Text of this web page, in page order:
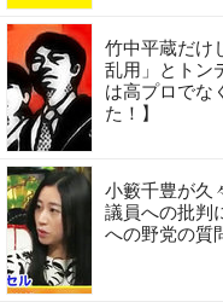
竹中平蔵だけ
乱用」とトン
は高プロでな
た！】
小籔千豊が久
議員への批判
への野党の質